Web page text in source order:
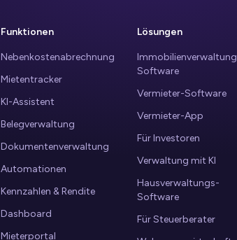
Funktionen
Nebenkostenabrechnung
Mietentracker
KI-Assistent
Belegverwaltung
Dokumentenverwaltung
Automationen
Kennzahlen & Rendite
Dashboard
Mieterportal
Lösungen
Immobilienverwaltung
Software
Vermieter-Software
Vermieter-App
Für Investoren
Verwaltung mit KI
Hausverwaltungs-
Software
Für Steuerberater